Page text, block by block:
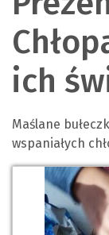
ich
Maślane
wspaniałych